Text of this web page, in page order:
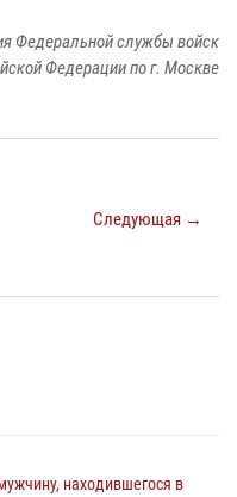
Федеральной службы войск
Федерации по г. Москве
Следующая →
находившегося в